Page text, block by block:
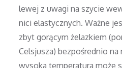
lewej z uwagi na szycie
nici elastycznych. Ważne
zbyt gorącym żelazkiem
Celsjusza) bezpośrednio
wysoka temperatura może